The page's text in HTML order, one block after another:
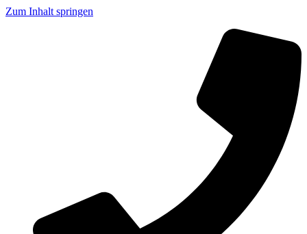
Zum Inhalt springen